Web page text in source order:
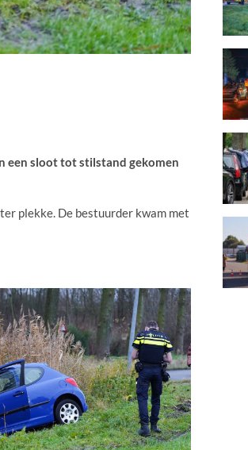
een sloot tot stilstand gekomen
plekke. De bestuurder kwam met